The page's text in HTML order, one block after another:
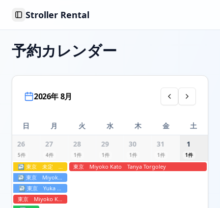
Toggle Sidebar
Stroller Rental
予約カレンダー
2026年 8月
日 月 火 水 木 金
土
26
5件
27
4件
28
1件
29
1件
30
1件
31
1件
1
1件
↩ 東京 未定
Dory
↩東京 Miyoko Kato
↩東京 Yuka Kasahara
東京
Miyoko Kato
東京 Miyoko Kato Tanya Torgoley